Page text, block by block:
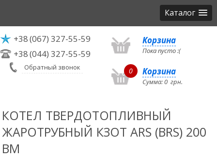
Каталог
+38(067) 327-55-59
+38(044) 327-55-59
Обратный звонок
Корзина
Пока пусто :(
0 Корзина
Сумма:0 грн.
КОТЕЛ ТВЕРДОТОПЛИВНЫЙ
ЖАРОТРУБНЫЙ КЗОТ ARS (BRS) 200
BM